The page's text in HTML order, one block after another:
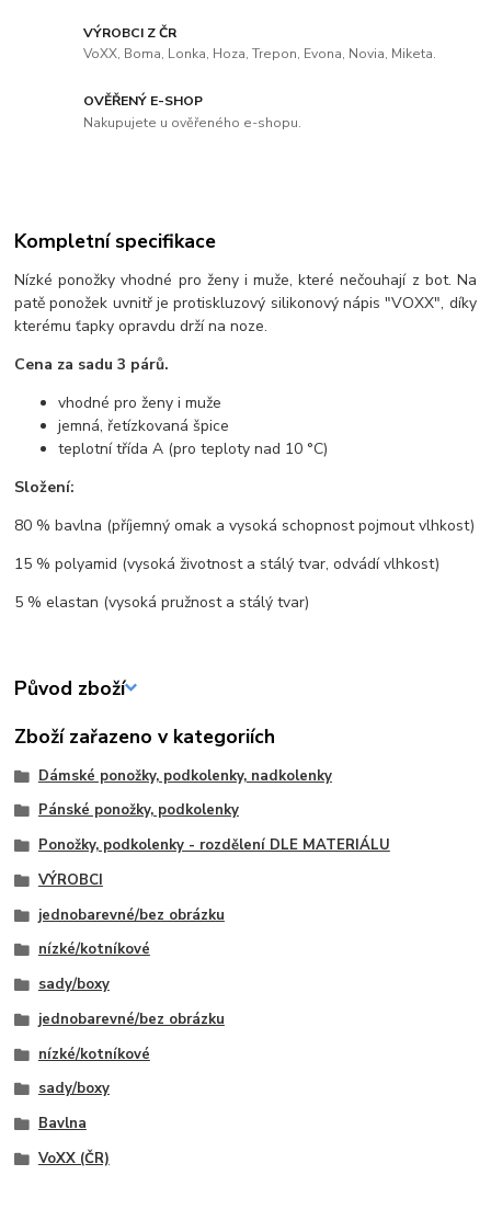
VÝROBCI Z ČR
VoXX, Boma, Lonka, Hoza, Trepon, Evona, Novia, Miketa.
OVĚŘENÝ E-SHOP
Nakupujete u ověřeného e-shopu.
Kompletní specifikace
Nízké ponožky vhodné pro ženy i muže, které nečouhají z bot. Na
patě ponožek uvnitř je protiskluzový silikonový nápis "VOXX", díky
kterému ťapky opravdu drží na noze.
Cena za sadu 3 párů.
vhodné pro ženy i muže
jemná, řetízkovaná špice
teplotní třída A (pro teploty nad 10 °C)
Složení:
80 % bavlna (příjemný omak a vysoká schopnost pojmout vlhkost)
15 % polyamid (vysoká životnost a stálý tvar, odvádí vlhkost)
5 % elastan (vysoká pružnost a stálý tvar)
Původ zboží
Zboží zařazeno v kategoriích
Dámské ponožky, podkolenky, nadkolenky
Pánské ponožky, podkolenky
Ponožky, podkolenky - rozdělení DLE MATERIÁLU
VÝROBCI
jednobarevné/bez obrázku
nízké/kotníkové
sady/boxy
jednobarevné/bez obrázku
nízké/kotníkové
sady/boxy
Bavlna
VoXX (ČR)